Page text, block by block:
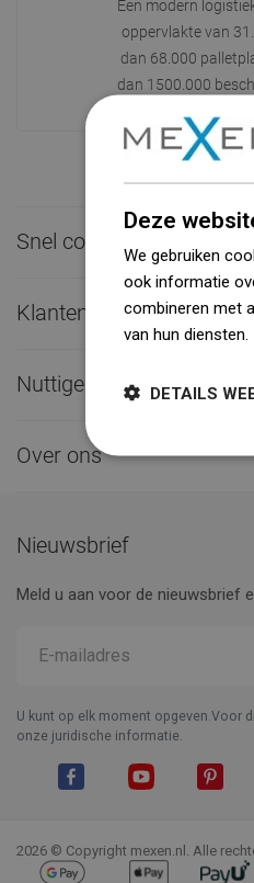
Een modern
oppervlakte van
dan 68.000
dan 1500.000
Snel contact
Klantenservice
Nuttige links
Over ons
Nieuwsbrief
Meld u aan voor de nieuwsbrief
U kunt op elk moment opgeven.Voor
onze juridische informatie.
2026 © Copyright mexen.nl. Alle
Deze
We gebruiken
ook informatie
combineren met
van hun diensten.
DETAILS